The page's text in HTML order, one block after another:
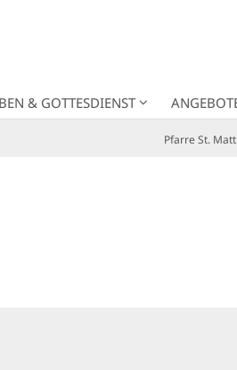
& GOTTESDIENST
Pfarre St.